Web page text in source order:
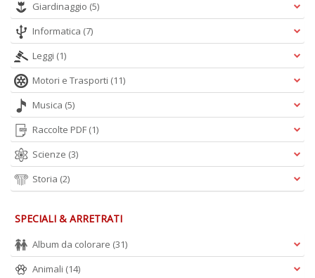
Giardinaggio (5)
Informatica (7)
Leggi (1)
Motori e Trasporti (11)
Musica (5)
Raccolte PDF (1)
Scienze (3)
Storia (2)
SPECIALI & ARRETRATI
Album da colorare (31)
Animali (14)